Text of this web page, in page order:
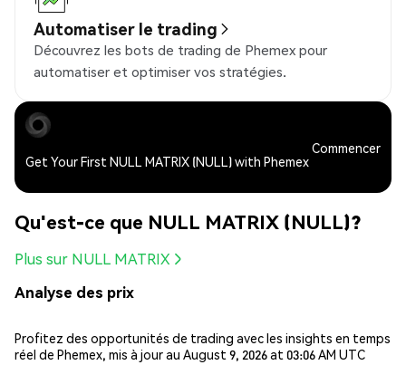
Automatiser le trading
Découvrez les bots de trading de Phemex pour
automatiser et optimiser vos stratégies.
Get Your First NULL MATRIX (NULL) with Phemex
Commencer
Qu'est-ce que NULL MATRIX (NULL)?
Plus sur NULL MATRIX
Analyse des prix
Profitez des opportunités de trading avec les insights en temps
réel de Phemex, mis à jour au August 9, 2026 at 03:06 AM UTC